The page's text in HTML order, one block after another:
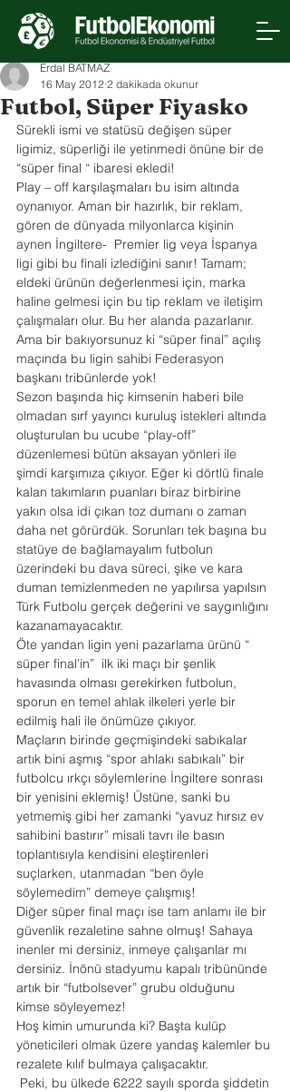
Futbol, Süper Fiyasko
Erdal BATMAZ
16 May 2012 2 dakikada okunur
Sürekli ismi ve statüsü değişen süper
ligimiz, süperliği ile yetinmedi önüne bir de
“süper final “ ibaresi ekledi!
Play – off karşılaşmaları bu isim altında
oynanıyor. Aman bir hazırlık, bir reklam,
gören de dünyada milyonlarca kişinin
aynen İngiltere-  Premier lig veya İspanya
ligi gibi bu finali izlediğini sanır! Tamam;
eldeki ürünün değerlenmesi için, marka
haline gelmesi için bu tip reklam ve iletişim
çalışmaları olur. Bu her alanda pazarlanır.
Ama bir bakıyorsunuz ki “süper final” açılış
maçında bu ligin sahibi Federasyon
başkanı tribünlerde yok!
Sezon başında hiç kimsenin haberi bile
olmadan sırf yayıncı kuruluş istekleri altında
oluşturulan bu ucube “play-off”
düzenlemesi bütün aksayan yönleri ile
şimdi karşımıza çıkıyor. Eğer ki dörtlü finale
kalan takımların puanları biraz birbirine
yakın olsa idi çıkan toz dumanı o zaman
daha net görürdük. Sorunları tek başına bu
statüye de bağlamayalım futbolun
üzerindeki bu dava süreci, şike ve kara
duman temizlenmeden ne yapılırsa yapılsın
Türk Futbolu gerçek değerini ve saygınlığını
kazanamayacaktır.
Öte yandan ligin yeni pazarlama ürünü “
süper final’in”  ilk iki maçı bir şenlik
havasında olması gerekirken futbolun,
sporun en temel ahlak ilkeleri yerle bir
edilmiş hali ile önümüze çıkıyor.
Maçların birinde geçmişindeki sabıkalar
artık bini aşmış “spor ahlakı sabıkalı” bir
futbolcu ırkçı söylemlerine İngiltere sonrası
bir yenisini eklemiş! Üstüne, sanki bu
yetmemiş gibi her zamanki “yavuz hırsız ev
sahibini bastırır” misali tavrı ile basın
toplantısıyla kendisini eleştirenleri
suçlarken, utanmadan “ben öyle
söylemedim” demeye çalışmış!
Diğer süper final maçı ise tam anlamı ile bir
güvenlik rezaletine sahne olmuş! Sahaya
inenler mi dersiniz, inmeye çalışanlar mı
dersiniz. İnönü stadyumu kapalı tribününde
artık bir “futbolsever” grubu olduğunu
kimse söyleyemez!
Hoş kimin umurunda ki? Başta kulüp
yöneticileri olmak üzere yandaş kalemler bu
rezalete kılıf bulmaya çalışacaktır.
Peki, bu ülkede 6222 sayılı sporda şiddetin